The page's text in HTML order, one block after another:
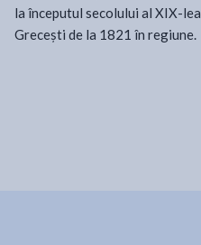
la începutul secolului al XIX-
Grecești de la 1821 în regiune.